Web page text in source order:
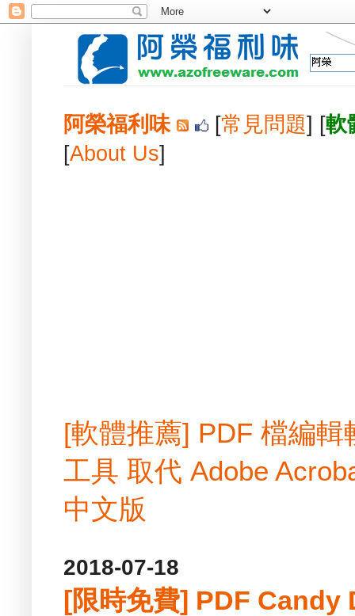
阿榮福利味 [常見問題] [軟
[About Us]
[軟體推薦] PDF 檔編
工具 取代 Adobe
中文版
2018-07-18
[限時免費] PDF Candy